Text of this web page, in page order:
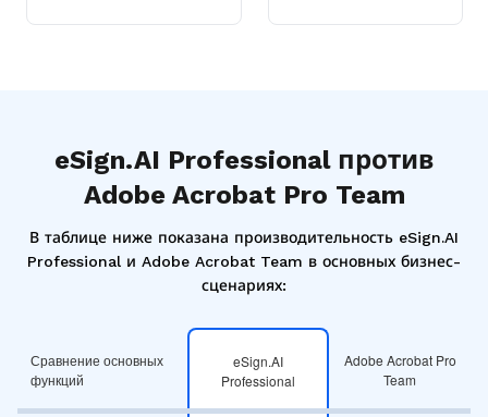
eSign.AI Professional против
Adobe Acrobat Pro Team
В таблице ниже показана производительность eSign.AI
Professional и Adobe Acrobat Team в основных бизнес-
сценариях:
Сравнение основных
функций
eSign.AI
Professional
Adobe Acrobat Pro
Team